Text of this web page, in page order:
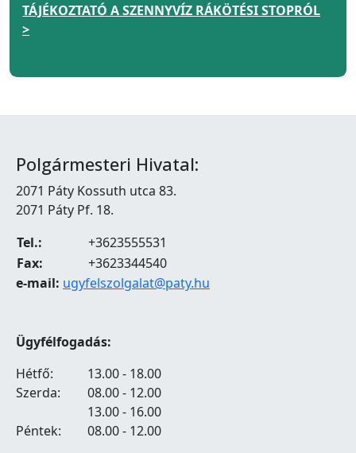
TÁJÉKOZTATÓ A SZENNYVÍZ RÁKÖTÉSI STOPRÓL
>
Polgármesteri Hivatal:
2071 Páty Kossuth utca 83.
2071 Páty Pf. 18.
Tel.:
+3623555531
Fax:
+3623344540
e-mail: ugyfelszolgalat@paty.hu
Ügyfélfogadás:
Hétfő:
13.00 - 18.00
Szerda:
08.00 - 12.00
13.00 - 16.00
Péntek:
08.00 - 12.00